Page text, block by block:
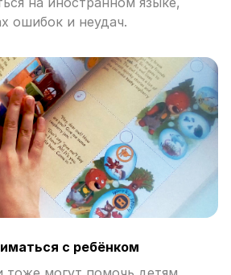
ошибок и неудач.
с ребёнком